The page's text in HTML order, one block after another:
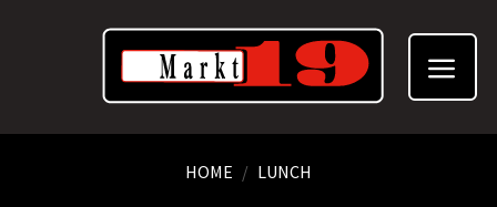
HOME / LUNCH